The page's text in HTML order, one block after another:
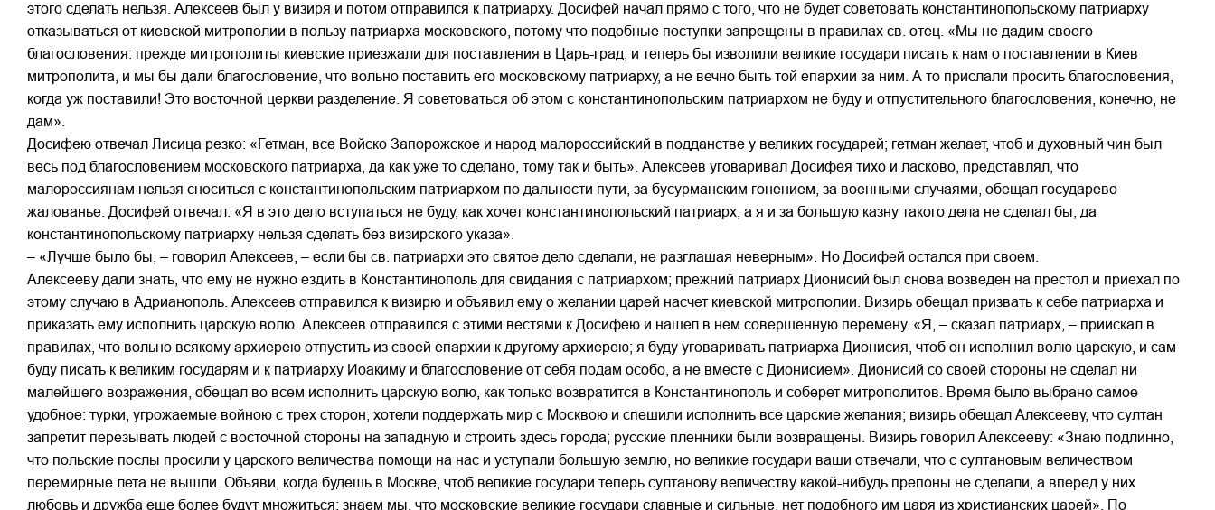
этого сделать нельзя. Алексеев был у визиря и потом отправился к патриарху. Досифей начал прямо с того, что не будет советовать константинопольскому патриарху
отказываться от киевской митрополии в пользу патриарха московского, потому что подобные поступки запрещены в правилах св. отец. «Мы не дадим своего
благословения: прежде митрополиты киевские приезжали для поставления в Царь-град, и теперь бы изволили великие государи писать к нам о поставлении в Киев
митрополита, и мы бы дали благословение, что вольно поставить его московскому патриарху, а не вечно быть той епархии за ним. А то прислали просить благословения,
когда уж поставили! Это восточной церкви разделение. Я советоваться об этом с константинопольским патриархом не буду и отпустительного благословения, конечно, не
дам».
Досифею отвечал Лисица резко: «Гетман, все Войско Запорожское и народ малороссийский в подданстве у великих государей; гетман желает, чтоб и духовный чин был
весь под благословением московского патриарха, да как уже то сделано, тому так и быть». Алексеев уговаривал Досифея тихо и ласково, представлял, что
малороссиянам нельзя сноситься с константинопольским патриархом по дальности пути, за бусурманским гонением, за военными случаями, обещал государево
жалованье. Досифей отвечал: «Я в это дело вступаться не буду, как хочет константинопольский патриарх, а я и за большую казну такого дела не сделал бы, да
константинопольскому патриарху нельзя сделать без визирского указа».
– «Лучше было бы, – говорил Алексеев, – если бы св. патриархи это святое дело сделали, не разглашая неверным». Но Досифей остался при своем.
Алексееву дали знать, что ему не нужно ездить в Константинополь для свидания с патриархом; прежний патриарх Дионисий был снова возведен на престол и приехал по
этому случаю в Адрианополь. Алексеев отправился к визирю и объявил ему о желании царей насчет киевской митрополии. Визирь обещал призвать к себе патриарха и
приказать ему исполнить царскую волю. Алексеев отправился с этими вестями к Досифею и нашел в нем совершенную перемену. «Я, – сказал патриарх, – приискал в
правилах, что вольно всякому архиерею отпустить из своей епархии к другому архиерею; я буду уговаривать патриарха Дионисия, чтоб он исполнил волю царскую, и сам
буду писать к великим государям и к патриарху Иоакиму и благословение от себя подам особо, а не вместе с Дионисием». Дионисий со своей стороны не сделал ни
малейшего возражения, обещал во всем исполнить царскую волю, как только возвратится в Константинополь и соберет митрополитов. Время было выбрано самое
удобное: турки, угрожаемые войною с трех сторон, хотели поддержать мир с Москвою и спешили исполнить все царские желания; визирь обещал Алексееву, что султан
запретит перезывать людей с восточной стороны на западную и строить здесь города; русские пленники были возвращены. Визирь говорил Алексееву: «Знаю подлинно,
что польские послы просили у царского величества помощи на нас и уступали большую землю, но великие государи ваши отвечали, что с султановым величеством
перемирные лета не вышли. Объяви, когда будешь в Москве, чтоб великие государи теперь султанову величеству какой-нибудь препоны не сделали, а вперед у них
любовь и дружба еще более будут множиться; знаем мы, что московские великие государи славные и сильные, нет подобного им царя из христианских царей». По